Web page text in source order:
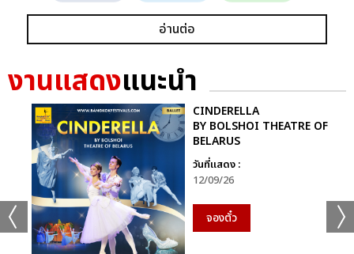
อ่านต่อ
งานแสดงแนะนำ
CINDERELLA
BY BOLSHOI THEATRE OF
BELARUS
วันที่แสดง :
12/09/26
จองตั๋ว